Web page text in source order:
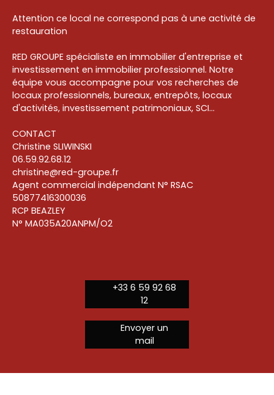
Attention ce local ne correspond pas à une activité de
restauration
RED GROUPE spécialiste en immobilier d'entreprise et
investissement en immobilier professionnel. Notre
équipe vous accompagne pour vos recherches de
locaux professionnels, bureaux, entrepôts, locaux
d'activités, investissement patrimoniaux, SCI...
CONTACT
Christine SLIWINSKI
06.59.92.68.12
christine@red-groupe.fr
Agent commercial indépendant N° RSAC
50877416300036
RCP BEAZLEY
N° MA035A20ANPM/O2
+33 6 59 92 68
12
Envoyer un
mail